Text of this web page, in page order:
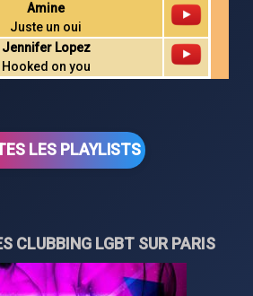
Amine
Juste un oui
Jennifer Lopez
Hooked on you
LES PLAYLISTS
CLUBBING LGBT SUR PARIS